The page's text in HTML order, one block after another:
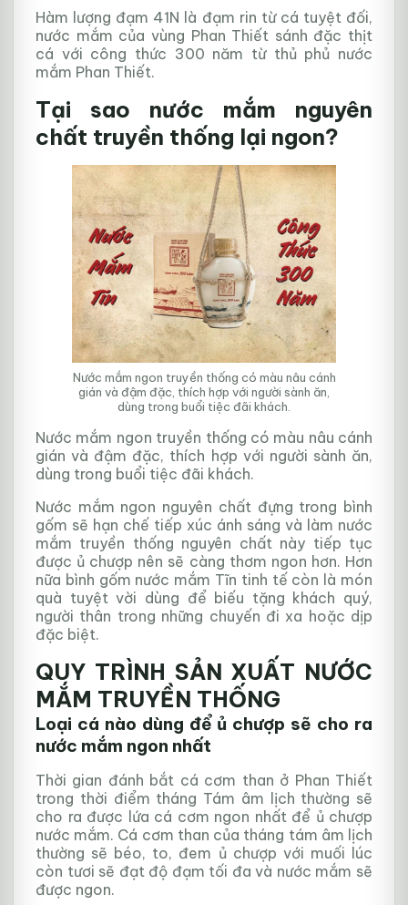
Hàm lượng đạm 41N là đạm rin từ cá tuyệt đối,
nước mắm của vùng Phan Thiết sánh đặc thịt
cá với công thức 300 năm từ thủ phủ nước
mắm Phan Thiết.
Tại sao nước mắm nguyên
chất truyền thống lại ngon?
Nước mắm ngon truyền thống có màu nâu cánh
gián và đậm đặc, thích hợp với người sành ăn,
dùng trong buổi tiệc đãi khách.
Nước mắm ngon truyền thống có màu nâu cánh
gián và đậm đặc, thích hợp với người sành ăn,
dùng trong buổi tiệc đãi khách.
Nước mắm ngon nguyên chất đựng trong bình
gốm sẽ hạn chế tiếp xúc ánh sáng và làm nước
mắm truyền thống nguyên chất này tiếp tục
được ủ chượp nên sẽ càng thơm ngon hơn. Hơn
nữa bình gốm nước mắm Tĩn tinh tế còn là món
quà tuyệt vời dùng để biếu tặng khách quý,
người thân trong những chuyến đi xa hoặc dịp
đặc biệt.
QUY TRÌNH SẢN XUẤT NƯỚC
MẮM TRUYỀN THỐNG
Loại cá nào dùng để ủ chượp sẽ cho ra
nước mắm ngon nhất
Thời gian đánh bắt cá cơm than ở Phan Thiết
trong thời điểm tháng Tám âm lịch thường sẽ
cho ra được lứa cá cơm ngon nhất để ủ chượp
nước mắm. Cá cơm than của tháng tám âm lịch
thường sẽ béo, to, đem ủ chượp với muối lúc
còn tươi sẽ đạt độ đạm tối đa và nước mắm sẽ
được ngon.